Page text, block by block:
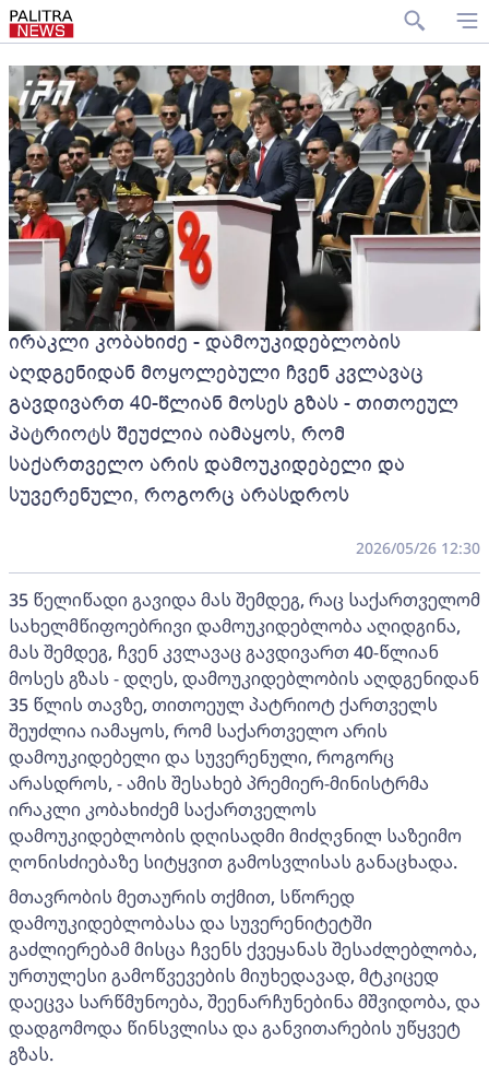
ირაკლი კობახიძე - დამოუკიდებლობის
აღდგენიდან მოყოლებული ჩვენ კვლავაც
გავდივართ 40-წლიან მოსეს გზას - თითოეულ
პატრიოტს შეუძლია იამაყოს, რომ
საქართველო არის დამოუკიდებელი და
სუვერენული, როგორც არასდროს
2026/05/26 12:30
35 წელიწადი გავიდა მას შემდეგ, რაც საქართველომ
სახელმწიფოებრივი დამოუკიდებლობა აღიდგინა,
მას შემდეგ, ჩვენ კვლავაც გავდივართ 40-წლიან
მოსეს გზას - დღეს, დამოუკიდებლობის აღდგენიდან
35 წლის თავზე, თითოეულ პატრიოტ ქართველს
შეუძლია იამაყოს, რომ საქართველო არის
დამოუკიდებელი და სუვერენული, როგორც
არასდროს, - ამის შესახებ პრემიერ-მინისტრმა
ირაკლი კობახიძემ საქართველოს
დამოუკიდებლობის დღისადმი მიძღვნილ საზეიმო
ღონისძიებაზე სიტყვით გამოსვლისას განაცხადა.
მთავრობის მეთაურის თქმით, სწორედ
დამოუკიდებლობასა და სუვერენიტეტში
გაძლიერებამ მისცა ჩვენს ქვეყანას შესაძლებლობა,
ურთულესი გამოწვევების მიუხედავად, მტკიცედ
დაეცვა სარწმუნოება, შეენარჩუნებინა მშვიდობა, და
დადგომოდა წინსვლისა და განვითარების უწყვეტ
გზას.